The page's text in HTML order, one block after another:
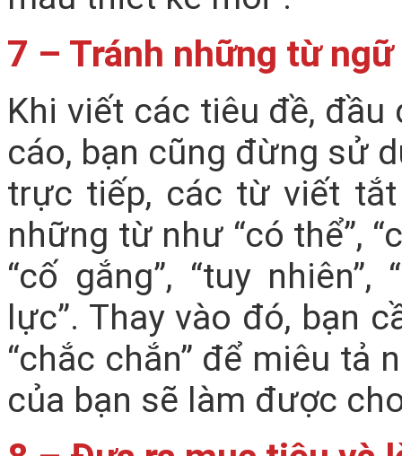
7 – Tránh những từ
Khi viết các tiêu đề,
cáo, bạn cũng đừng sử
trực tiếp, các từ viết
những từ như “có thể”,
“cố gắng”, “tuy
lực”. Thay vào đó, bạn
“chắc chắn” để miêu tả
của bạn sẽ làm được